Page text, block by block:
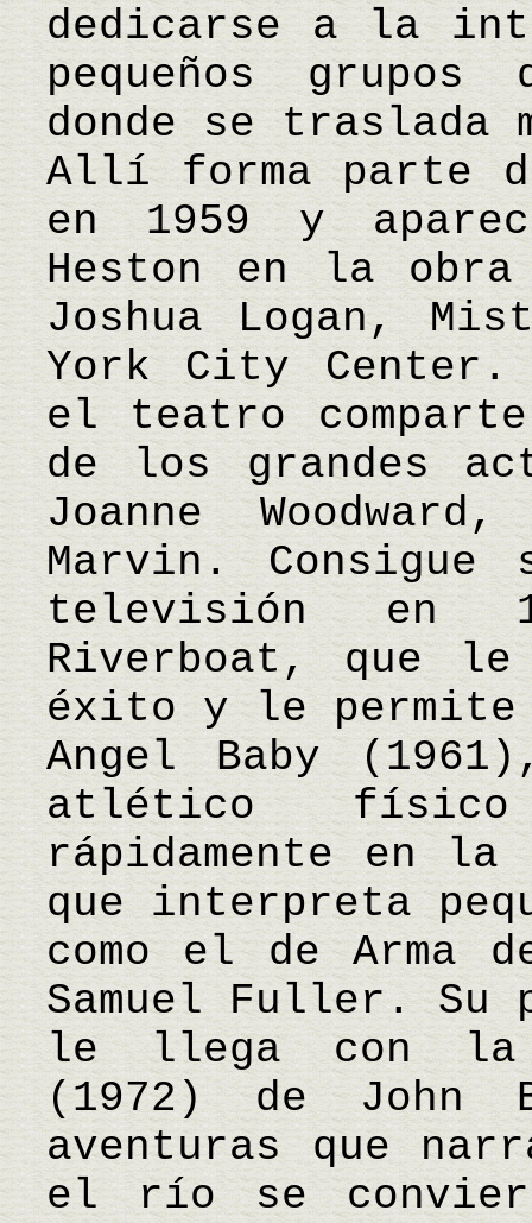
dedicarse a la
pequeños
donde se traslada
Allí forma parte
en 1959 y
Heston en la
Joshua Logan,
York City Center.
el teatro
de los grandes
Joanne
Marvin.
televisión en
Riverboat, que le
éxito y le permite
Angel Baby
atlético
rápidamente en
que interpreta
como el de Arma
Samuel Fuller. Su
le llega con la
(1972) de John
aventuras que
el río se